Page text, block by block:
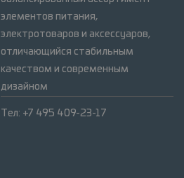
элементов питания,
электротоваров и аксессуаров,
отличающийся стабильным
качеством и современным
дизайном
Тел: +7 495 409-23-17